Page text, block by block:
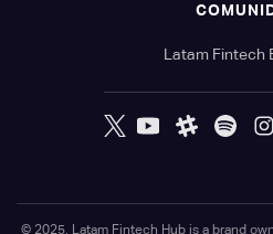
Latam Fintech
© 2025. Latam Fintech Hub is a brand